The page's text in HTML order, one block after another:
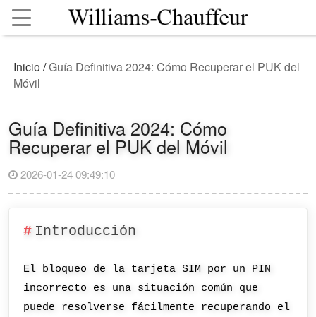
Inicio/Guía Definitiva 2024: Cómo Recuperar el PUK del
Móvil
Guía Definitiva 2024: Cómo
Recuperar el PUK del Móvil
2026-01-24 09:49:10
Introducción
El bloqueo de la tarjeta SIM por un PIN
incorrecto es una situación común que
puede resolverse fácilmente recuperando el